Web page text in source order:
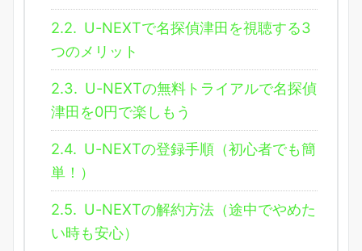
2.2. U-NEXTで名探偵津田を視聴する3
つのメリット
2.3. U-NEXTの無料トライアルで名探偵
津田を0円で楽しもう
2.4. U-NEXTの登録手順（初心者でも簡
単！）
2.5. U-NEXTの解約方法（途中でやめた
い時も安心）